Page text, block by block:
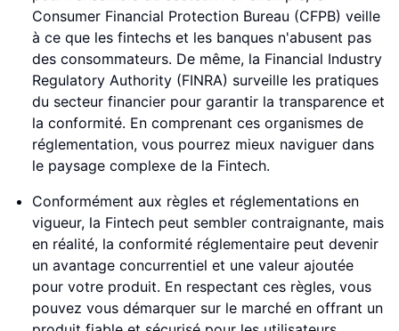
Consumer Financial Protection Bureau (CFPB) veille
à ce que les fintechs et les banques n'abusent pas
des consommateurs. De même, la Financial Industry
Regulatory Authority (FINRA) surveille les pratiques
du secteur financier pour garantir la transparence et
la conformité. En comprenant ces organismes de
réglementation, vous pourrez mieux naviguer dans
le paysage complexe de la Fintech.
Conformément aux règles et réglementations en
vigueur, la Fintech peut sembler contraignante, mais
en réalité, la conformité réglementaire peut devenir
un avantage concurrentiel et une valeur ajoutée
pour votre produit. En respectant ces règles, vous
pouvez vous démarquer sur le marché en offrant un